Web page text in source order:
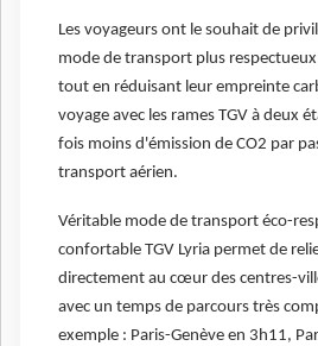
Les voyageurs ont le souhait de
mode de transport plus
tout en réduisant leur empreinte
voyage avec les rames TGV à deux
fois moins d'émission de CO2 par
transport aérien.
Véritable mode de transport éco-
confortable TGV Lyria permet de
directement au cœur des centres-
avec un temps de parcours très
exemple : Paris-Genève en 3h11,